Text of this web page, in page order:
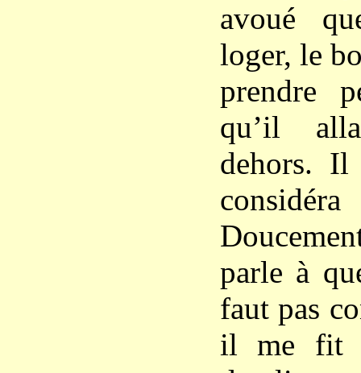
avoué
loger, le
prendre
qu’il
dehors.
parle à
faut pas
il me fit